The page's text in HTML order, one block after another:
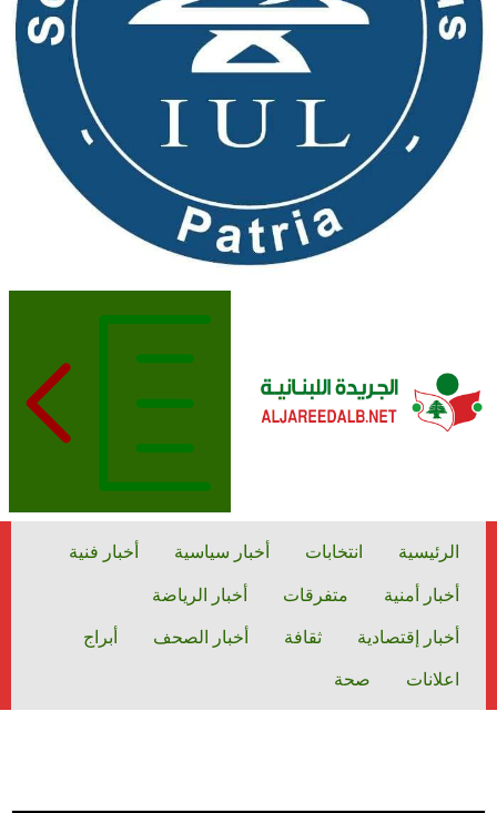
الرئيسية انتخابات أخبار سياسية
أخبار فنية
أخبار أمنية
متفرقات
أخبار الرياضة
أخبار إقتصادية
ثقافة أخبار الصحف
أبراج
اعلانات
صحة